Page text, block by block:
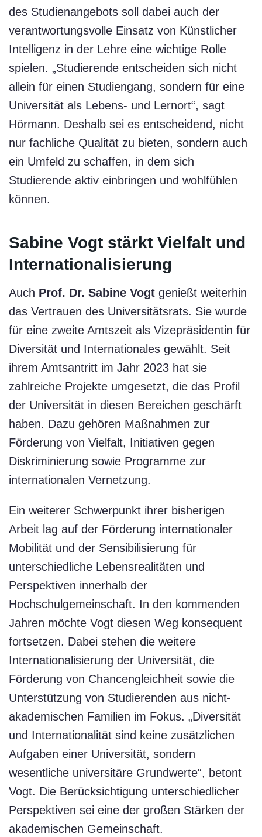
des Studienangebots soll dabei auch der
verantwortungsvolle Einsatz von Künstlicher
Intelligenz in der Lehre eine wichtige Rolle
spielen. „Studierende entscheiden sich nicht
allein für einen Studiengang, sondern für eine
Universität als Lebens- und Lernort“, sagt
Hörmann. Deshalb sei es entscheidend, nicht
nur fachliche Qualität zu bieten, sondern auch
ein Umfeld zu schaffen, in dem sich
Studierende aktiv einbringen und wohlfühlen
können.
Sabine Vogt stärkt Vielfalt und
Internationalisierung
Auch Prof. Dr. Sabine Vogt genießt weiterhin
das Vertrauen des Universitätsrats. Sie wurde
für eine zweite Amtszeit als Vizepräsidentin für
Diversität und Internationales gewählt. Seit
ihrem Amtsantritt im Jahr 2023 hat sie
zahlreiche Projekte umgesetzt, die das Profil
der Universität in diesen Bereichen geschärft
haben. Dazu gehören Maßnahmen zur
Förderung von Vielfalt, Initiativen gegen
Diskriminierung sowie Programme zur
internationalen Vernetzung.
Ein weiterer Schwerpunkt ihrer bisherigen
Arbeit lag auf der Förderung internationaler
Mobilität und der Sensibilisierung für
unterschiedliche Lebensrealitäten und
Perspektiven innerhalb der
Hochschulgemeinschaft. In den kommenden
Jahren möchte Vogt diesen Weg konsequent
fortsetzen. Dabei stehen die weitere
Internationalisierung der Universität, die
Förderung von Chancengleichheit sowie die
Unterstützung von Studierenden aus nicht-
akademischen Familien im Fokus. „Diversität
und Internationalität sind keine zusätzlichen
Aufgaben einer Universität, sondern
wesentliche universitäre Grundwerte“, betont
Vogt. Die Berücksichtigung unterschiedlicher
Perspektiven sei eine der großen Stärken der
akademischen Gemeinschaft.